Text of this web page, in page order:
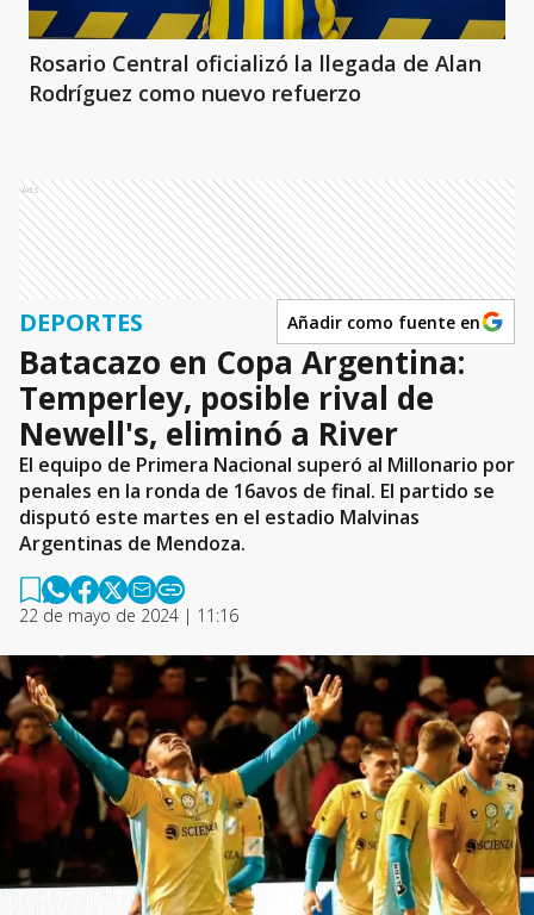
Rosario Central oficializó la llegada de Alan
Rodríguez como nuevo refuerzo
Ads
DEPORTES Añadir como fuente en
Batacazo en Copa Argentina:
Temperley, posible rival de
Newell's, eliminó a River
El equipo de Primera Nacional superó al Millonario por
penales en la ronda de 16avos de final. El partido se
disputó este martes en el estadio Malvinas
Argentinas de Mendoza.
22 de mayo de 2024 | 11:16